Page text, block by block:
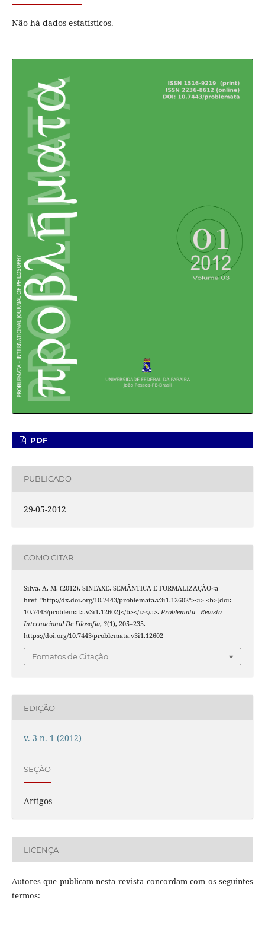
Não há dados estatísticos.
PDF
PUBLICADO
29-05-2012
COMO CITAR
Silva, A. M. (2012). SINTAXE, SEMÂNTICA E FORMALIZAÇÃO<a
href="http://dx.doi.org/10.7443/problemata.v3i1.12602"><i> <b>[doi:
10.7443/problemata.v3i1.12602]</b></i></a>. Problemata - Revista
Internacional De Filosofia, 3(1), 205–235.
https://doi.org/10.7443/problemata.v3i1.12602
Fomatos de Citação
EDIÇÃO
v. 3 n. 1 (2012)
SEÇÃO
Artigos
LICENÇA
Autores que publicam nesta revista concordam com os seguintes
termos: